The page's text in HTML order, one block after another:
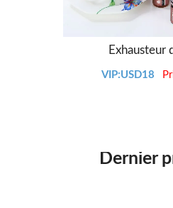
Exhausteur
VIP:USD18
Dernier